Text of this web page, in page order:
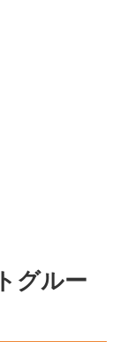
グルー